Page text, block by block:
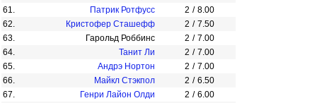
61.
Патрик Ротфусс 2 / 8.00
62.
Кристофер Сташефф 2 / 7.50
63.
Гарольд Роббинс 2 / 7.00
64.
Танит Ли 2 / 7.00
65.
Андрэ Нортон 2 / 7.00
66.
Майкл Стэкпол 2 / 6.50
67.
Генри Лайон Олди 2 / 6.00